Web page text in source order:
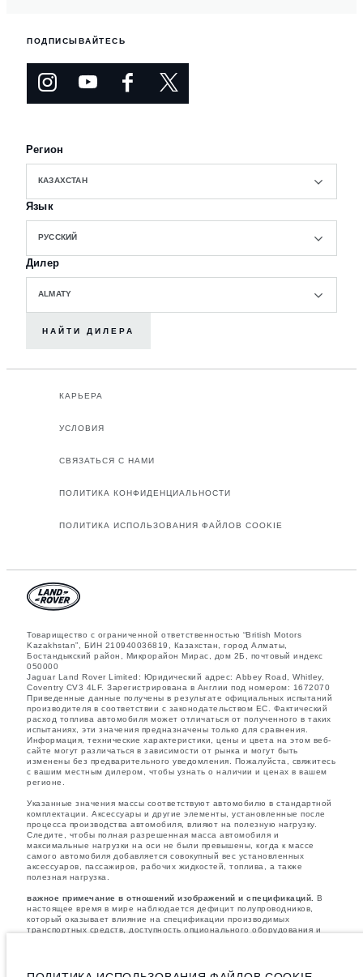
ПОДПИСЫВАЙТЕСЬ
Регион
КАЗАХСТАН
Язык
РУССКИЙ
Дилер
ALMATY
НАЙТИ ДИЛЕРА
КАРЬЕРА
УСЛОВИЯ
СВЯЗАТЬСЯ С НАМИ
ПОЛИТИКА КОНФИДЕНЦИАЛЬНОСТИ
ПОЛИТИКА ИСПОЛЬЗОВАНИЯ ФАЙЛОВ COOKIE
Товарищество с ограниченной ответственностью “British Motors
Kazakhstan”, БИН 210940036819, Казахстан, город Алматы,
Бостандыкский район, Микрорайон Мирас, дом 2Б, почтовый индекс
050000
Jaguar Land Rover Limited: Юридический адрес: Abbey Road, Whitley,
Coventry CV3 4LF. Зарегистрирована в Англии под номером: 1672070
Приведенные данные получены в результате официальных испытаний
производителя в соответствии с законодательством ЕС. Фактический
расход топлива автомобиля может отличаться от полученного в таких
испытаниях, эти значения предназначены только для сравнения.
Информация, технические характеристики, цены и цвета на этом веб-
сайте могут различаться в зависимости от рынка и могут быть
изменены без предварительного уведомления. Пожалуйста, свяжитесь
с вашим местным дилером, чтобы узнать о наличии и ценах в вашем
регионе.
Указанные значения массы соответствуют автомобилю в стандартной
комплектации. Аксессуары и другие элементы, установленные после
процесса производства автомобиля, влияют на полезную нагрузку.
Следите, чтобы полная разрешенная масса автомобиля и
максимальные нагрузки на оси не были превышены, когда к массе
самого автомобиля добавляется совокупный вес установленных
аксессуаров, пассажиров, рабочих жидкостей, топлива, а также
полезная нагрузка.
важное примечание в отношений изображений и спецификаций. В
настоящее время в мире наблюдается дефицит полупроводников,
который оказывает влияние на спецификации производимых
транспортных средств, доступность опционального оборудования и
цветовым схемам автомобилей. Подробную информацию о